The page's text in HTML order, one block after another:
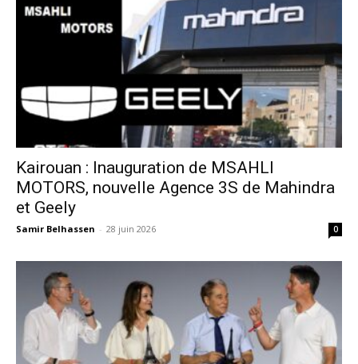
Kairouan : Inauguration de MSAHLI
MOTORS, nouvelle Agence 3S de Mahindra
et Geely
Samir Belhassen - 28 juin 2026 0